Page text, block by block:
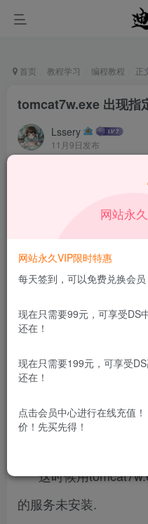
首页 教程学习 编程教程 正
tomcat7w.exe 出现指
Lssery
11月9日发布
本站所有内容来自互联网收
用途。如有侵权、不妥之处
免费资源网 – https://
服务的名称：
安装后， 服务名称
这时候用
的服务未安装.
网站永
网站永久VIP限时特惠
每天签到，可以免费兑换会员
现在只需要99元，可享受DS
还在！
现在只需要199元，可享受
还在！
点击会员中心进行在线充值
价！先买先得！